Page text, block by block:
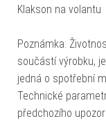
Klakson na volantu
Poznámka:
součástí výrobku,
jedná o spotřební
Technické
předchozího